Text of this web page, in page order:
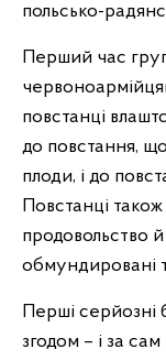
польсько-
Перший час
повстанці
до повстання,
плоди, і до
Повстанці
продовольство
обмундировані
Перші серйозні
згодом – і за